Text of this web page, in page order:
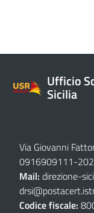
Ufficio
Sicilia
Via Giovanni
0916909111-202
Mail: direzione-
Codice fiscale: